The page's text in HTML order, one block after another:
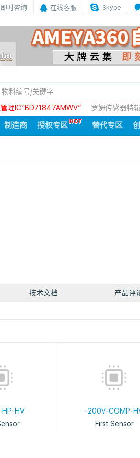
即时咨询 在线客服 Skype
理IC“BD71847AMWV”
罗姆传感器特
制造商 授权专区 替代专区
技术文档 产品评
HV
-200V-COMP-
First Sensor